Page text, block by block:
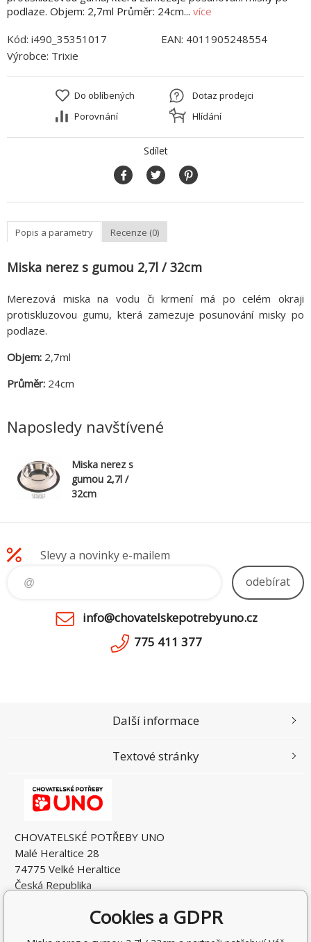
podlaze. Objem: 2,7ml Průměr: 24cm... více
Kód: i490_35351017 EAN: 4011905248554
Výrobce: Trixie
Do oblíbených
Porovnání
Dotaz prodejci
Hlídání
Sdílet
Popis a parametry Recenze (0)
Miska nerez s gumou 2,7l / 32cm
Merezová miska na vodu či krmení má po celém okraji
protiskluzovou gumu, která zamezuje posunování misky po
podlaze.
Objem: 2,7ml
Průměr: 24cm
Naposledy navštívené
Miska nerez s
gumou 2,7l /
32cm
Slevy a novinky e-mailem
odebírat
info@chovatelskepotrebyuno.cz
775 411 377
CHOVATELSKÉ POTŘEBY UNO
Malé Heraltice 28
74775 Velké Heraltice
Česká Republika
DIČ: CZ7405265549
Další informace
Textové stránky
Cookies a GDPR